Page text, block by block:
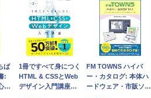
ノ
【Amazon.co.jp限
定】 HP ノートパソ
コン 15-fd 15.6イン
FMV ノートパソコン
WE1-K3 (MS 365
Personal/Copilotキー
オ
Robloxギフトカード
- 2,000 Robux 【限
定バーチャルアイテ
Windows版 |
Minecraft (マインクラ
フト): Java & Bedrock
ば
:
者
1冊ですべて身につく
HTML & CSSとWeb
デザイン入門講座
FM TOWNS ハイパ
ー・カタログ: 本体ハ
ードウェア・市販ソフ